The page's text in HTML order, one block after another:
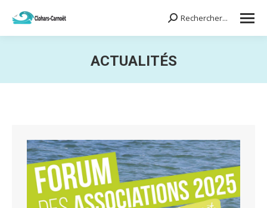
Search:Rechercher...
ACTUALITÉS